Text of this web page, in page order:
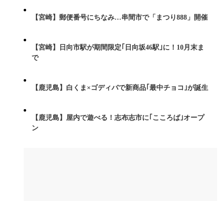
【宮崎】郵便番号にちなみ…串間市で「まつり888」開催
【宮崎】日向市駅が期間限定｢日向坂46駅｣に！10月末ま
で
【鹿児島】白くま×ゴディバで新商品｢最中チョコ｣が誕生
【鹿児島】屋内で遊べる！志布志市に｢こころば｣オープ
ン